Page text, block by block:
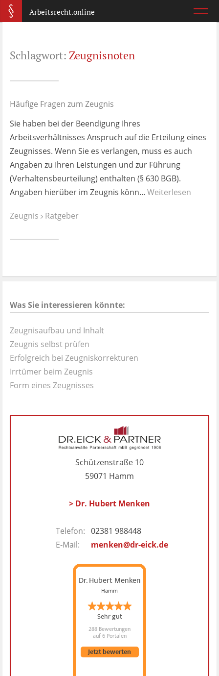
Arbeitsrecht.online
Was ist wichtig?
Wie reagiere ich?
Kündigung
Was jetzt?
Aufhebungsvertrag
Wann lohnt er sich?
Zeugnis
Ist es wirklich gut?
News
Impressum
Datenschutz
Schlagwort: Zeugnisnoten
Häufige Fragen zum Zeugnis
Sie haben bei der Beendigung Ihres
Arbeitsverhältnisses Anspruch auf die Erteilung eines
Zeugnisses. Wenn Sie es verlangen, muss es auch
Angaben zu Ihren Leistungen und zur Führung
(Verhaltensbeurteilung) enthalten (§ 630 BGB).
Angaben hierüber im Zeugnis könn... Weiterlesen
Zeugnis Ratgeber
Was Sie interessieren könnte:
Zeugnisaufbau und Inhalt
Zeugnis selbst prüfen
Erfolgreich bei Zeugniskorrekturen
Irrtümer beim Zeugnis
Form eines Zeugnisses
Schützenstraße 10
59071 Hamm
> Dr. Hubert Menken
Telefon: 02381 988448
E-Mail:
menken@dr-eick.de
Dr. Hubert Menken
Hamm
Sehr gut
288 Bewertungen
auf 6 Portalen
Jetzt bewerten